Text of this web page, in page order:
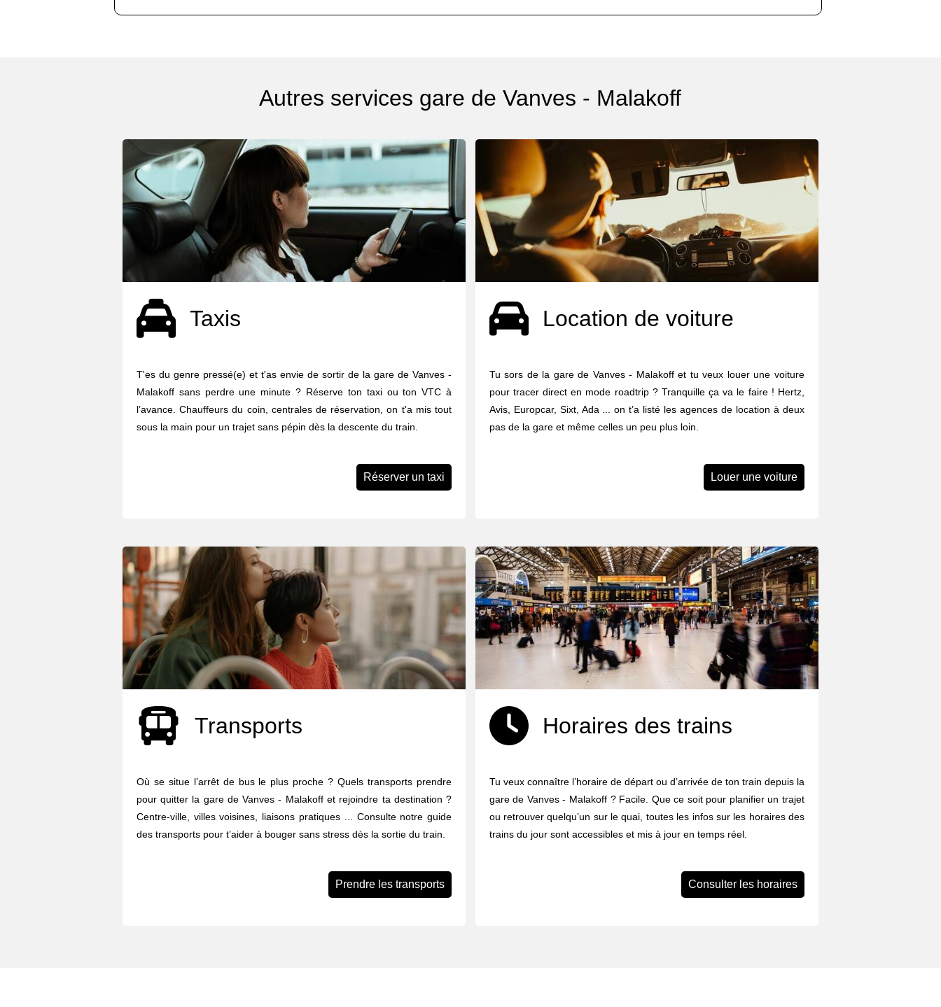
Autres services gare de Vanves - Malakoff
Taxis
T'es du genre pressé(e) et t'as envie de sortir de la gare de Vanves -
Malakoff sans perdre une minute ? Réserve ton taxi ou ton VTC à
l’avance. Chauffeurs du coin, centrales de réservation, on t'a mis tout
sous la main pour un trajet sans pépin dès la descente du train.
Réserver un taxi
Location de voiture
Tu sors de la gare de Vanves - Malakoff et tu veux louer une voiture
pour tracer direct en mode roadtrip ? Tranquille ça va le faire ! Hertz,
Avis, Europcar, Sixt, Ada ... on t’a listé les agences de location à deux
pas de la gare et même celles un peu plus loin.
Louer une voiture
Transports
Où se situe l’arrêt de bus le plus proche ? Quels transports prendre
pour quitter la gare de Vanves - Malakoff et rejoindre ta destination ?
Centre-ville, villes voisines, liaisons pratiques ... Consulte notre guide
des transports pour t’aider à bouger sans stress dès la sortie du train.
Prendre les transports
Horaires des trains
Tu veux connaître l’horaire de départ ou d’arrivée de ton train depuis la
gare de Vanves - Malakoff ? Facile. Que ce soit pour planifier un trajet
ou retrouver quelqu’un sur le quai, toutes les infos sur les horaires des
trains du jour sont accessibles et mis à jour en temps réel.
Consulter les horaires